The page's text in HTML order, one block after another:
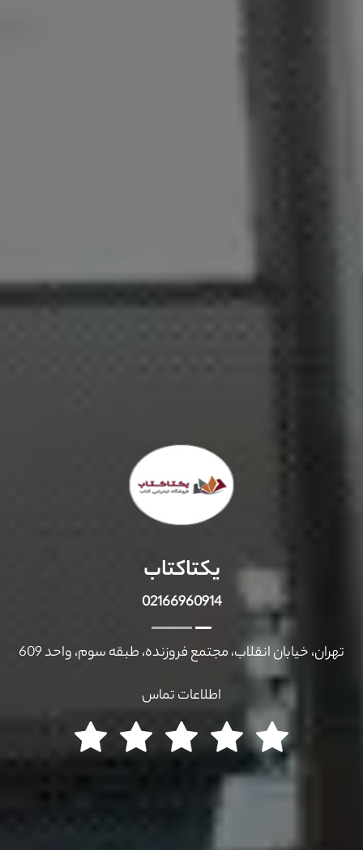
یکتاکتاب
02166960914
تهران، خیابان انقلاب، مجتمع فروزنده، طبقه سوم، واحد 609
اطلاعات تماس